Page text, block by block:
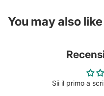
You may also like
Sii il primo a